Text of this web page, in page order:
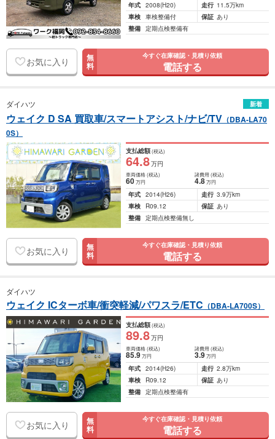
年式 2008(H20) 走行 11.5万km
車検 車検整備付 保証 あり
整備 定期点検整備有
お気に入り 無
料
今すぐ在庫確認・見積り依頼
電話する
ダイハツ 新着
ウェイク D SA 買取車/スマートアシスト/ナビ/TV （DBA-LA70
0S）
支払総額(税込)
64.8万円
車両価格(税込)
60万円
諸費用 (税込)
4.8 万円
年式 2014(H26) 走行 3.9万km
車検
R09.12 保証 あり
整備 定期点検整備無し
お気に入り 無
料
今すぐ在庫確認・見積り依頼
電話する
ダイハツ
ウェイク ICターボ車/衝突軽減/パワスラ/ETC （DBA-LA700S）
支払総額(税込)
89.8万円
車両価格(税込)
85.9万円
諸費用 (税込)
3.9 万円
年式 2014(H26) 走行 2.8万km
車検
R09.12 保証 あり
整備 定期点検整備有
お気に入り 無
料
今すぐ在庫確認・見積り依頼
電話する